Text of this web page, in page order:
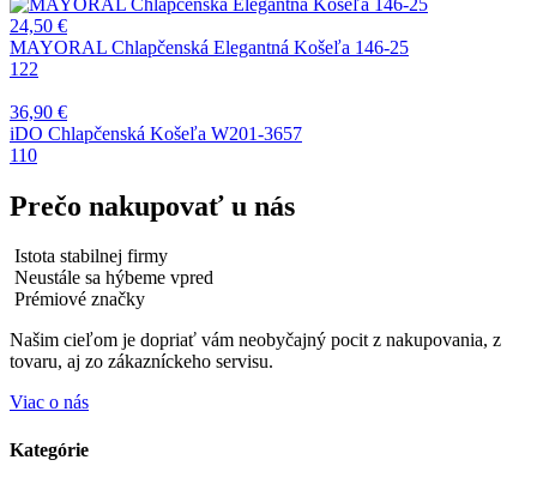
24,50 €
MAYORAL Chlapčenská Elegantná Košeľa 146-25
122
36,90 €
iDO Chlapčenská Košeľa W201-3657
110
Prečo nakupovať u nás
Istota stabilnej firmy
Neustále sa hýbeme vpred
Prémiové značky
Našim cieľom je dopriať vám neobyčajný pocit z nakupovania, z
tovaru, aj zo zákazníckeho servisu.
Viac o nás
Kategórie